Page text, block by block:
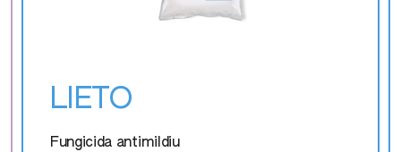
LIETO
Fungicida antimildiu